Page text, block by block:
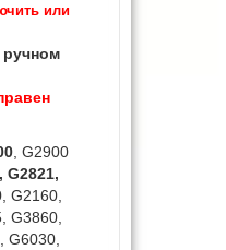
или
ручном
, G2900
G2821,
G2160,
G3860,
G6030,